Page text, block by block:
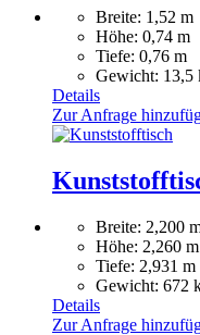
Breite: 1,52 m
Höhe: 0,74 m
Tiefe: 0,76 m
Gewicht: 13,5
Details
Zur Anfrage
Breite: 2,200
Höhe: 2,260 m
Tiefe: 2,931 m
Gewicht: 672
Details
Zur Anfrage